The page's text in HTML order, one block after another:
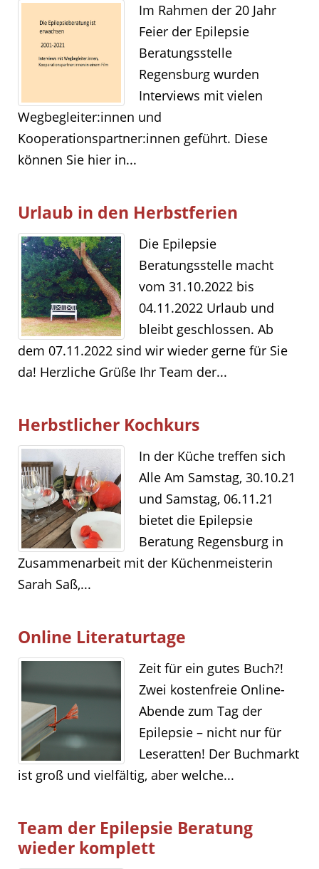
Im Rahmen der 20 Jahr
Feier der Epilepsie
Beratungsstelle
Regensburg wurden
Interviews mit vielen
Wegbegleiter:innen und
Kooperationspartner:innen geführt. Diese
können Sie hier in...
Urlaub in den Herbstferien
Die Epilepsie
Beratungsstelle macht
vom 31.10.2022 bis
04.11.2022 Urlaub und
bleibt geschlossen. Ab
dem 07.11.2022 sind wir wieder gerne für Sie
da! Herzliche Grüße Ihr Team der...
Herbstlicher Kochkurs
In der Küche treffen sich
Alle Am Samstag, 30.10.21
und Samstag, 06.11.21
bietet die Epilepsie
Beratung Regensburg in
Zusammenarbeit mit der Küchenmeisterin
Sarah Saß,...
Online Literaturtage
Zeit für ein gutes Buch?!
Zwei kostenfreie Online-
Abende zum Tag der
Epilepsie – nicht nur für
Leseratten! Der Buchmarkt
ist groß und vielfältig, aber welche...
Team der Epilepsie Beratung
wieder komplett